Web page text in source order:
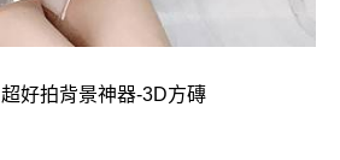
超好拍背景神器-3D方磚